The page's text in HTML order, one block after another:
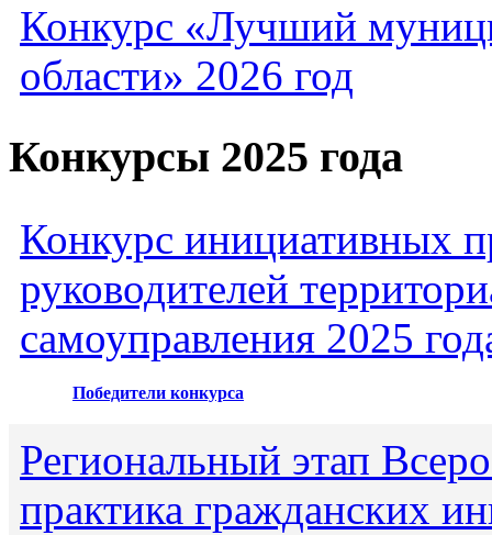
Конкурс «Лучший
области» 2026 год
Конкурсы 2025 года
Конкурс инициативных
руководителей
самоуправления 2025
Победители конкурса
Региональный этап
практика гражданских